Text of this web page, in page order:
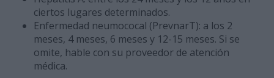
ciertos lugares determinados.
Enfermedad neumococal (PrevnarT): a los 2
meses, 4 meses, 6 meses y 12-15 meses. Si se
omite, hable con su proveedor de atención
médica.